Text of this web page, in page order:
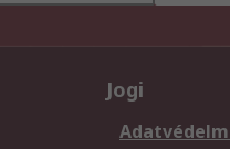
Jogi